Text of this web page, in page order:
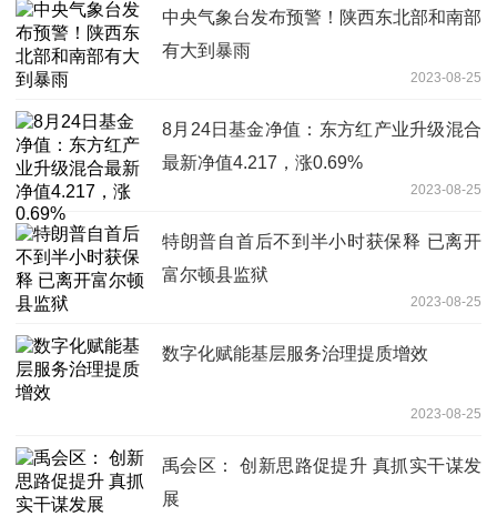
中央气象台发布预警！陕西东北部和南部
有大到暴雨
2023-08-25
8月24日基金净值：东方红产业升级混合
最新净值4.217，涨0.69%
2023-08-25
特朗普自首后不到半小时获保释 已离开
富尔顿县监狱
2023-08-25
数字化赋能基层服务治理提质增效
2023-08-25
禹会区： 创新思路促提升 真抓实干谋发
展